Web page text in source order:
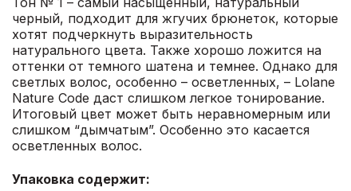
черный, подходит для жгучих брюнеток, которые
хотят подчеркнуть выразительность
натурального цвета. Также хорошо ложится на
оттенки от темного шатена и темнее. Однако для
светлых волос, особенно – осветленных, – Lolane
Nature Code даст слишком легкое тонирование.
Итоговый цвет может быть неравномерным или
слишком “дымчатым”. Особенно это касается
осветленных волос.
Упаковка содержит: